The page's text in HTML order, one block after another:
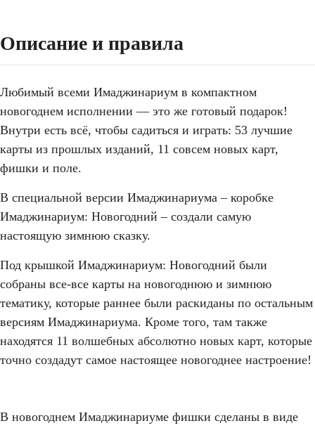
Описание и правила
Любимый всеми Имаджинариум в компактном
новогоднем исполнении — это же готовый подарок!
Внутри есть всё, чтобы садиться и играть: 53 лучшие
карты из прошлых изданий, 11 совсем новых карт,
фишки и поле.
В специальной версии Имаджинариума – коробке
Имаджинариум: Новогодний – создали самую
настоящую зимнюю сказку.
Под крышкой Имаджинариум: Новогодний были
собраны все-все карты на новогоднюю и зимнюю
тематику, которые раннее были раскиданы по остальным
версиям Имаджинариума. Кроме того, там также
находятся 11 волшебных абсолютно новых карт, которые
точно создадут самое настоящее новогоднее настроение!
В новогоднем Имаджинариуме фишки сделаны в виде